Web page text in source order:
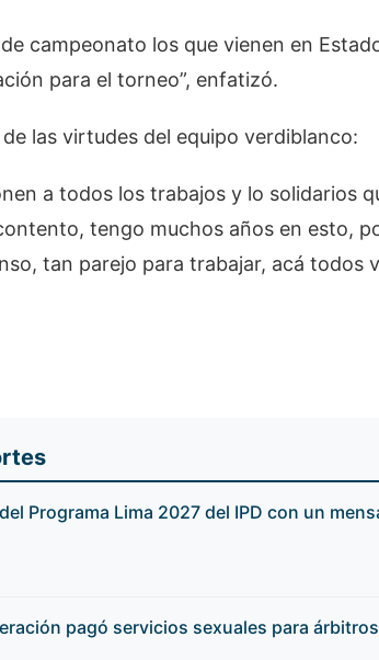
campeonato los que vienen en
para el torneo”, enfatizó.
las virtudes del equipo verdiblanco:
a todos los trabajos y lo solidarios
tengo muchos años en esto,
tan parejo para trabajar, acá todos
Programa Lima 2027 del IPD con un
pagó servicios sexuales para